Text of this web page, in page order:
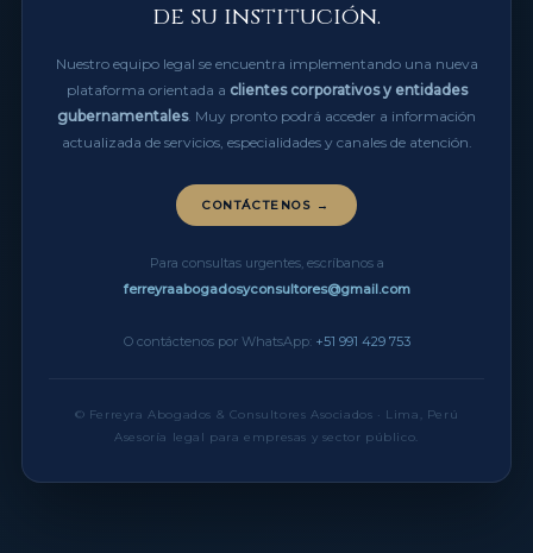
de su institución.
Nuestro equipo legal se encuentra implementando una nueva
plataforma orientada a clientes corporativos y entidades
gubernamentales. Muy pronto podrá acceder a información
actualizada de servicios, especialidades y canales de atención.
CONTÁCTENOS →
Para consultas urgentes, escríbanos a
ferreyraabogadosyconsultores@gmail.com
O contáctenos por WhatsApp: +51 991 429 753
© Ferreyra Abogados & Consultores Asociados · Lima, Perú
Asesoría legal para empresas y sector público.